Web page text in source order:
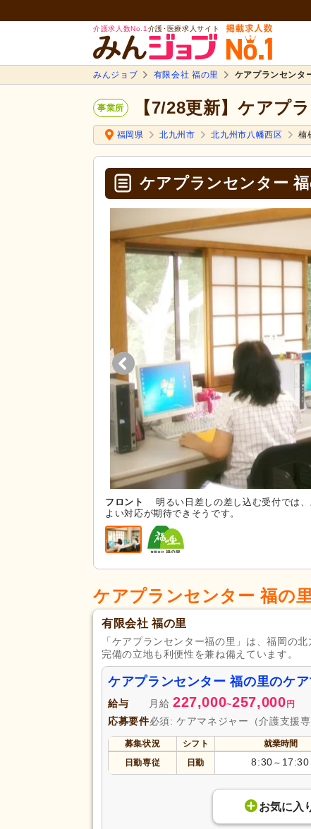
介護求人数No.1 介護･医療求人サイト
みんジョブ 有限会社 福の里 ケアプランセンタ
事業所 【7/28更新】ケアプ
福岡県 北九州市 北九州市八幡西区 楠
ケアプランセンター
フロント
明るい日差しの差し込む受付では
よい対応が期待できそうです。
ケアプランセンター 福の里
有限会社 福の里
「ケアプランセンター福の里」は、福岡の
完備の立地も利便性を兼ね備えています。
ケアプランセンター 福の里のケ
給与 月給 227,000~257,000 円
応募要件必須: ケアマネジャー（介護支援
募集状況 シフト 就業時間
日勤専従
日勤 8:30 ～ 17:30
お気に入